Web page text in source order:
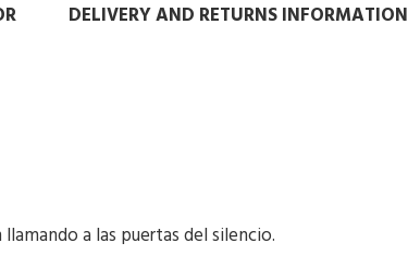
DELIVERY AND RETURNS INFORMATION
a las puertas del silencio.